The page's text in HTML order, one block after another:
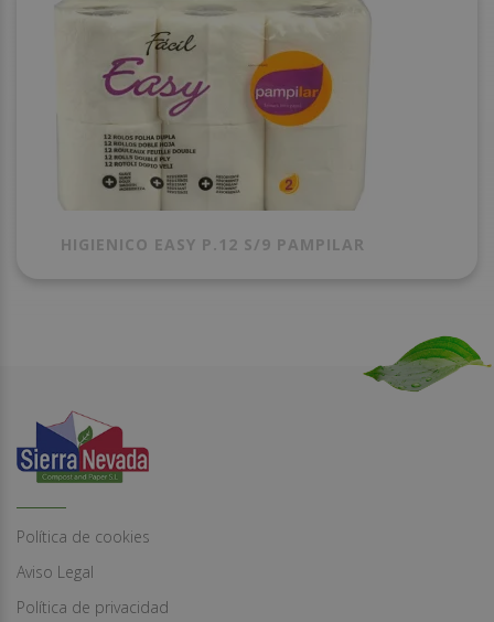
HIGIENICO EASY P.12 S/9 PAMPILAR
Política de cookies
Aviso Legal
Política de privacidad